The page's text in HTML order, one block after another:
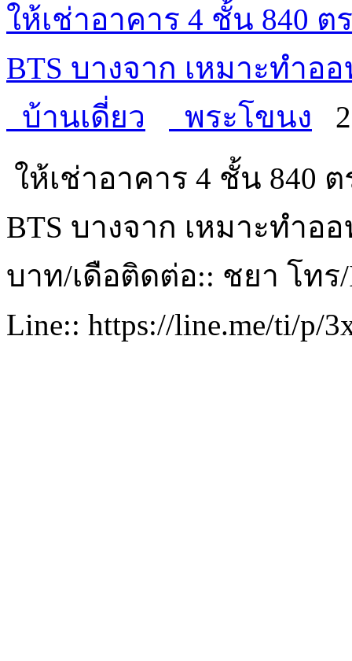
ให้เช่าอาคาร 4 ชั้น 840
BTS บางจาก เหมาะทำอ
บ้านเดี่ยว
พระโขนง
ให้เช่าอาคาร 4 ชั้น 840
BTS บางจาก เหมาะทำอ
บาท/เดือติดต่อ:: ชยา โทร/
Line:: https://line.me/ti/p/